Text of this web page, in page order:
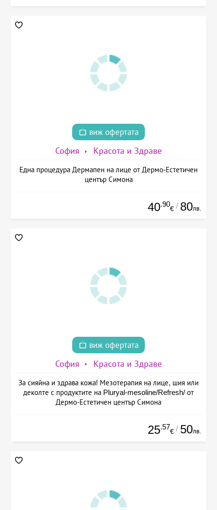
виж офертата
София Красота и Здраве
Една процедура Дермапен на лице от Дермо-Естетичен
център Симона
40.90
€ / 80лв.
виж офертата
София Красота и Здраве
За сияйна и здрава кожа! Мезотерапия на лице, шия или
деколте с продуктите на Pluryal-mesoline/Refresh/ от
Дермо-Естетичен център Симона
25.57
€ / 50лв.